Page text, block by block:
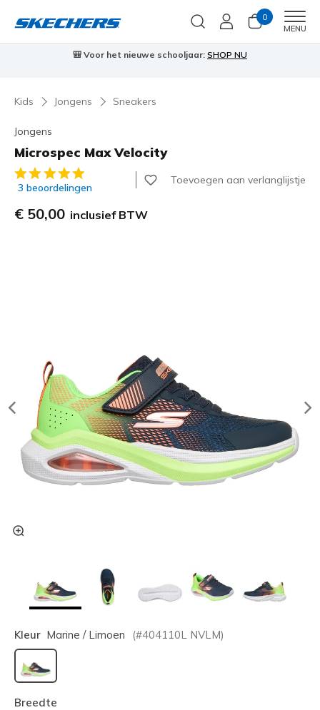
0
MENU
Skechers VIP:45 dagen retourrecht voor ledenMeld je aan
Kids Jongens Sneakers
Jongens
Microspec Max Velocity
3,7 van de 5 klantbeoordelingen
3 beoordelingen
Toevoegen aan verlanglijstje
€ 50,00 inclusief BTW
Kleur Marine / Limoen (#404110L NVLM)
geselecteerd
Breedte